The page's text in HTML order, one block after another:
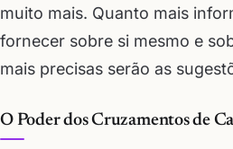
muito mais. Quanto mais
fornecer sobre si mesmo e
mais precisas serão as
O Poder dos Cruzamentos de